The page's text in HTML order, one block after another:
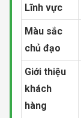
Lĩnh vực
Màu sắc
chủ đạo
Giới thiệu
khách
hàng